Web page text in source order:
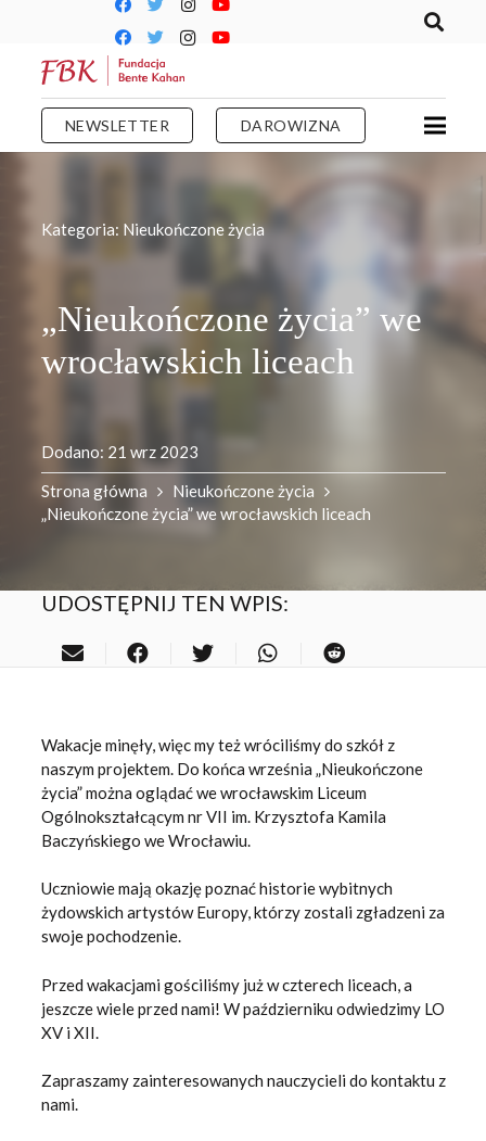
NEWSLETTER DAROWIZNA
Kategoria: Nieukończone życia
„Nieukończone życia” we
wrocławskich liceach
Dodano: 21 wrz 2023
Strona główna
Nieukończone życia
„Nieukończone życia” we wrocławskich liceach
UDOSTĘPNIJ TEN WPIS:
Wakacje minęły, więc my też wróciliśmy do szkół z
naszym projektem. Do końca września „Nieukończone
życia” można oglądać we wrocławskim Liceum
Ogólnokształcącym nr VII im. Krzysztofa Kamila
Baczyńskiego we Wrocławiu.
Uczniowie mają okazję poznać historie wybitnych
żydowskich artystów Europy, którzy zostali zgładzeni za
swoje pochodzenie.
Przed wakacjami gościliśmy już w czterech liceach, a
jeszcze wiele przed nami! W październiku odwiedzimy LO
XV i XII.
Zapraszamy zainteresowanych nauczycieli do kontaktu z
nami.